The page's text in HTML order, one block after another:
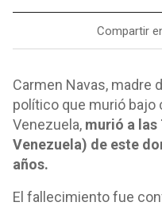
Compartir
Carmen Navas, madre
político que murió bajo
Venezuela, murió a las
Venezuela) de este
años.
El fallecimiento fue